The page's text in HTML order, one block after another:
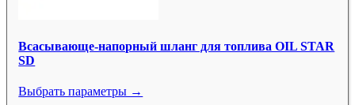
Всасывающе-напорный шланг для топлива OIL STAR
SD
Выбрать параметры →